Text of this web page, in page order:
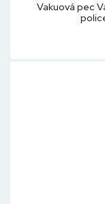
Vakuová pec